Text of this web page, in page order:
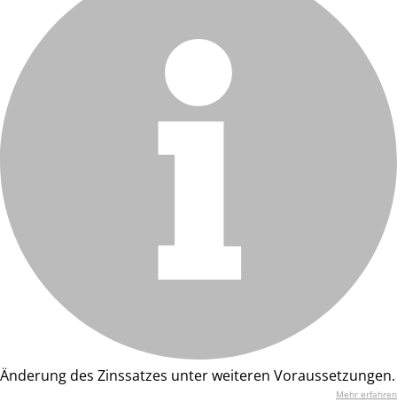
Änderung des Zinssatzes unter weiteren Voraussetzungen.
Mehr erfahren